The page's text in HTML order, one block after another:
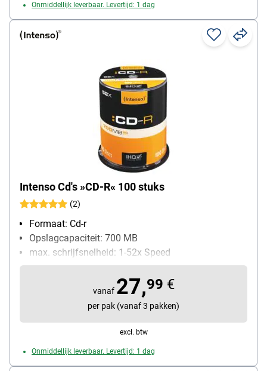
Onmiddellijk leverbaar. Levertijd: 1 dag
Intenso Cd's »CD-R« 100 stuks
(2)
Formaat: Cd-r
Opslagcapaciteit: 700 MB
max. schrijfsnelheid: 1-52x Speed
Bijzonderheden: geschikt voor alle branders
Inhoud per pak: 100 stuk(s)
vanaf 27,99 €
per pak (vanaf 3 pakken)
excl. btw
Onmiddellijk leverbaar. Levertijd: 1 dag